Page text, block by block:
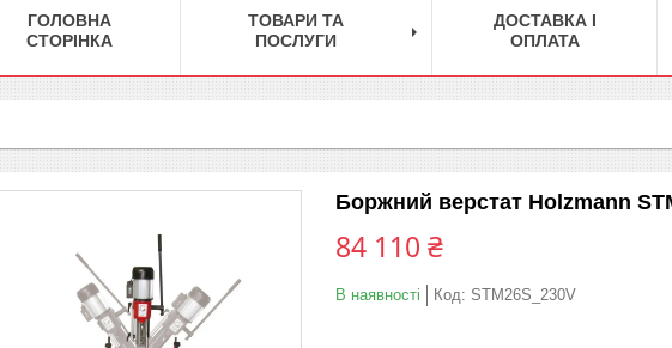
ГОЛОВНА
СТОРІНКА
ТОВАРИ ТА
ПОСЛУГИ
ДОСТАВКА І
ОПЛАТА
Боржний верстат Holzmann
84 110 ₴
В наявності Код: STM26S_230V